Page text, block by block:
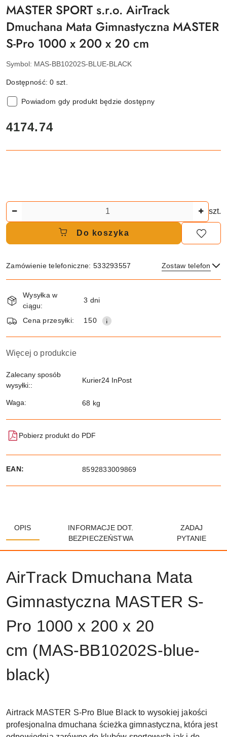
MASTER SPORT s.r.o. AirTrack
Dmuchana Mata Gimnastyczna MASTER
S-Pro 1000 x 200 x 20 cm
Symbol: MAS-BB10202S-BLUE-BLACK
Dostępność:0 szt.
Powiadom gdy produkt będzie dostępny
cena:
4174.74
Ilość
szt.
Do koszyka
Zamówienie telefoniczne: 533293557 Zostaw telefon
Dostępność
i
dostawa
Wysyłka w
ciągu:
3 dni
Cena przesyłki: 150
Więcej o produkcie
Zalecany sposób
wysyłki::
Kurier24 InPost
Waga: 68 kg
Pobierz produkt do PDF
EAN: 8592833009869
OPIS
INFORMACJE DOT.
BEZPIECZEŃSTWA
ZADAJ
PYTANIE
AirTrack Dmuchana Mata
Gimnastyczna MASTER S-
Pro 1000 x 200 x 20
cm (MAS-BB10202S-blue-
black)
Airtrack MASTER S-Pro Blue Black to wysokiej jakości
profesjonalna dmuchana ścieżka gimnastyczna, która jest